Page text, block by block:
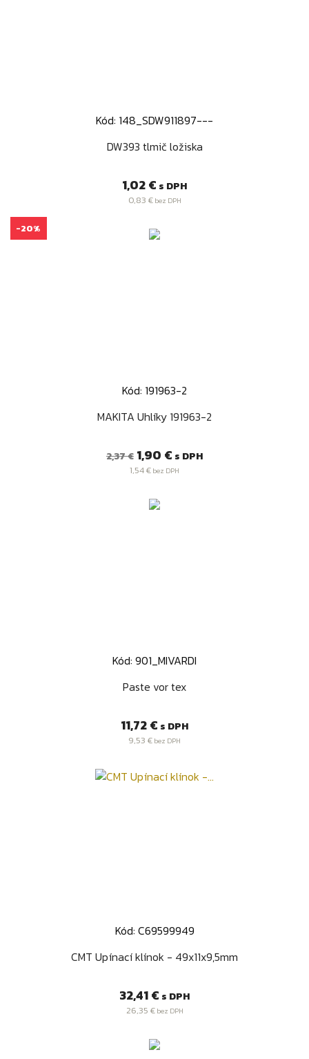
Kód: 148_SDW911897---
DW393 tlmič ložiska
Cena
1,02 € s DPH
0,83 €bez DPH
Kód: 191963-2
MAKITA Uhlíky 191963-2
Bežná
cena
2,37 € Cena
1,90 € s DPH
1,54 € bez DPH
-20%
Kód: 901_MIVARDI
Paste vor tex
Cena
11,72 € s DPH
9,53 € bez DPH
Kód: C69599949
CMT Upínací klínok - 49x11x9,5mm
Cena
32,41 € s DPH
26,35 €bez DPH